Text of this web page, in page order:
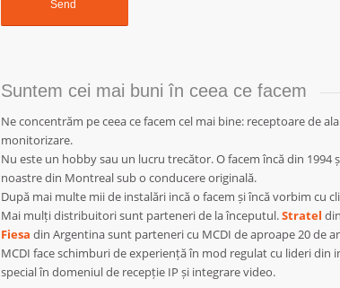
Suntem cei mai buni în ceea ce facem
Ne concentrăm pe ceea ce facem cel mai bine: receptoare de
monitorizare.
Nu este un hobby sau un lucru trecător. O facem încă din 1994
noastre din Montreal sub o conducere originală.
După mai multe mii de instalări incă o facem și încă vorbim cu
Mai mulți distribuitori sunt parteneri de la începutul.Stratel
Fiesa din Argentina sunt parteneri cu MCDI de aproape 20 de
MCDI face schimburi de experiență în mod regulat cu lideri
special în domeniul de recepție IP și integrare video.